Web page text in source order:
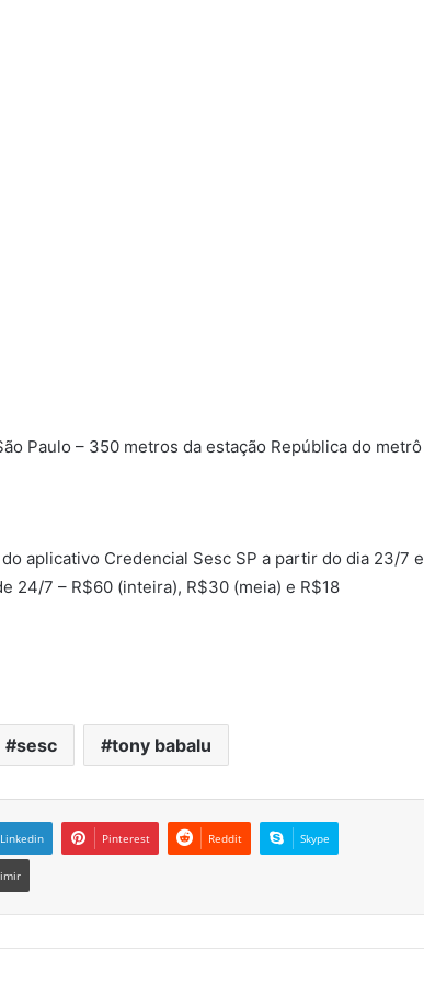
Paulo – 350 metros da estação República do metrô
aplicativo Credencial Sesc SP a partir do dia 23/7 e
24/7 – R$60 (inteira), R$30 (meia) e R$18
sesc tony babalu
Linkedin Pinterest Reddit Skype